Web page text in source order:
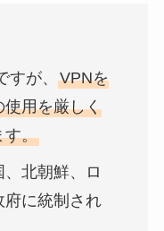
すが、 VPNを
使用を厳しく
す。
北朝鮮、ロ
府に統制され